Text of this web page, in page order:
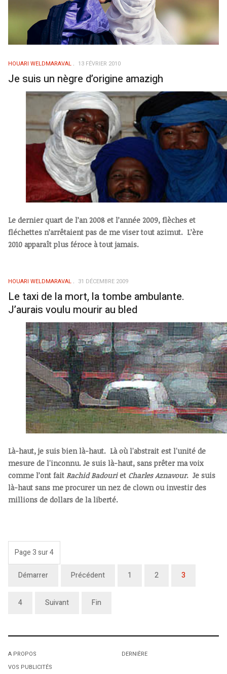
HOUARI WELDMARAVAL 13 FÉVRIER 2010
Je suis un nègre d’origine amazigh
Le dernier quart de l’an 2008 et l’année 2009, flèches et
fléchettes n’arrêtaient pas de me viser tout azimut. L’ère
2010 apparaît plus féroce à tout jamais.
HOUARI WELDMARAVAL 31 DÉCEMBRE 2009
Le taxi de la mort, la tombe ambulante.
J’aurais voulu mourir au bled
Là-haut, je suis bien là-haut. Là où l'abstrait est l'unité de
mesure de l'inconnu. Je suis là-haut, sans prêter ma voix
comme l’ont fait Rachid Badouriet Charles Aznavour. Je suis
là-haut sans me procurer un nez de clown ou investir des
millions de dollars de la liberté.
Page 3 sur 4
Démarrer Précédent 1 2 3
4 Suivant Fin
A PROPOS
VOS PUBLICITÉS
DERNIÈRE